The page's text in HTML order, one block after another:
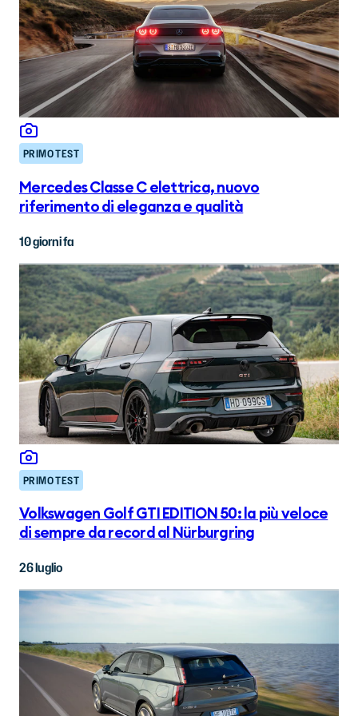
PRIMO TEST
Mercedes Classe C elettrica, nuovo
riferimento di eleganza e qualità
10 giorni fa
PRIMO TEST
Volkswagen Golf GTI EDITION 50: la più veloce
di sempre da record al Nürburgring
26 luglio